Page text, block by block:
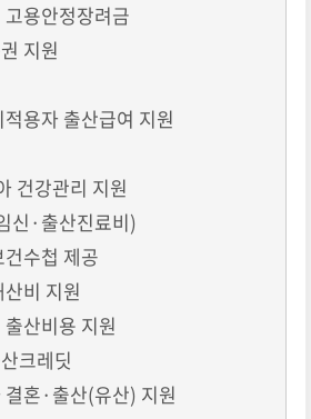
용안정장려금
지원
용자 출산급여 지원
건강관리 지원
신·출산진료비)
수첩 제공
비 지원
산비용 지원
크레딧
혼·출산(유산) 지원